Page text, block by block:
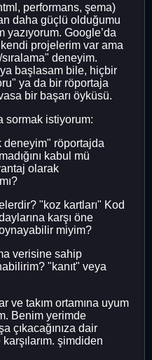
performans, şema)
daha güçlü olduğumu
Google’da
kendi projelerim var ama
deneyim.
başlasam bile, hiçbir
ya da bir röportaja
bir başarı öyküsü.
sormak istiyorum:
deneyim" röportajda
kabul mü
olarak
"koz kartları" Kod
karşı öne
miyim?
verisine sahip
"kanıt" veya
ve takım ortamına uyum
Benim yerimde
çıkacağınıza dair
şimdiden